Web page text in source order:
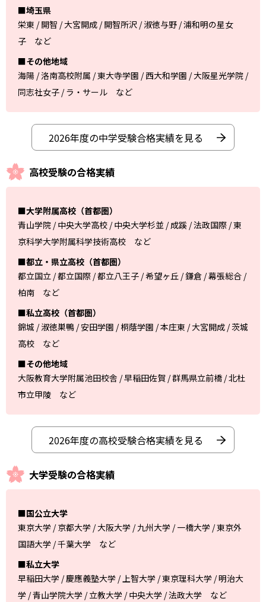
■埼玉県
栄東 / 開智 / 大宮開成 / 開智所沢 / 淑徳与野 / 浦和明の星女
子 など
■その他地域
海陽 / 洛南高校附属 / 東大寺学園 / 西大和学園 / 大阪星光学院 /
同志社女子 / ラ・サール など
2026年度の中学受験合格実績を見る
高校受験の合格実績
■大学附属高校（首都圏）
青山学院 / 中央大学高校 / 中央大学杉並 / 成蹊 / 法政国際 / 東
京科学大学附属科学技術高校 など
■都立・県立高校（首都圏）
都立国立 / 都立国際 / 都立八王子 / 希望ヶ丘 / 鎌倉 / 幕張総合 /
柏南 など
■私立高校（首都圏）
錦城 / 淑徳巣鴨 / 安田学園 / 桐蔭学園 / 本庄東 / 大宮開成 / 茨城
高校 など
■その他地域
大阪教育大学附属池田校舎 / 早稲田佐賀 / 群馬県立前橋 / 北杜
市立甲陵 など
2026年度の高校受験合格実績を見る
大学受験の合格実績
■国公立大学
東京大学 / 京都大学 / 大阪大学 / 九州大学 / 一橋大学 / 東京外
国語大学 / 千葉大学 など
■私立大学
早稲田大学 / 慶應義塾大学 / 上智大学 / 東京理科大学 / 明治大
学 / 青山学院大学 / 立教大学 / 中央大学 / 法政大学 など